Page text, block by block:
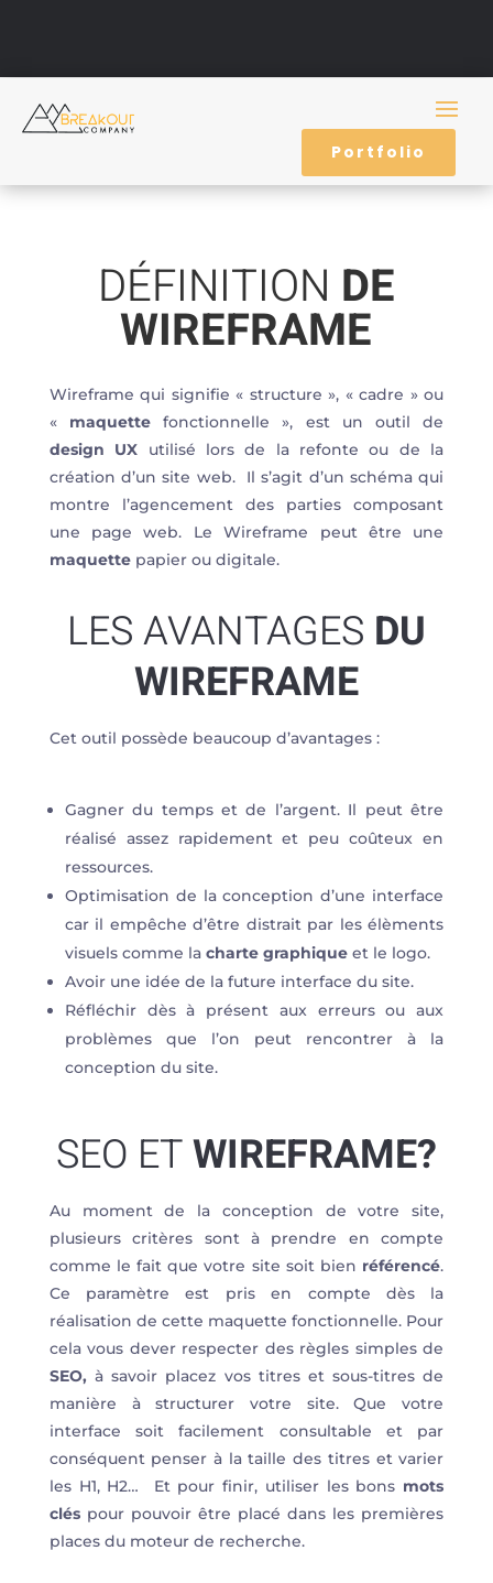
Portfolio
DÉFINITION DE
WIREFRAME
Wireframe qui signifie « structure », « cadre » ou
« maquette fonctionnelle », est un outil de
design UX utilisé lors de la refonte ou de la
création d’un site web. Il s’agit d’un schéma qui
montre l’agencement des parties composant
une page web. Le Wireframe peut être une
maquettepapier ou digitale.
LES AVANTAGES DU
WIREFRAME
Cet outil possède beaucoup d’avantages :
Gagner du temps et de l’argent. Il peut être
réalisé assez rapidement et peu coûteux en
ressources.
Optimisation de la conception d’une interface
car il empêche d’être distrait par les élèments
visuels comme la charte graphiqueet le logo.
Avoir une idée de la future interface du site.
Réfléchir dès à présent aux erreurs ou aux
problèmes que l’on peut rencontrer à la
conception du site.
SEO ETWIREFRAME?
Au moment de la conception de votre site,
plusieurs critères sont à prendre en compte
comme le fait que votre site soit bien référencé.
Ce paramètre est pris en compte dès la
réalisation de cette maquette fonctionnelle. Pour
cela vous dever respecter des règles simples de
SEO, à savoir placez vos titres et sous-titres de
manière à structurer votre site. Que votre
interface soit facilement consultable et par
conséquent penser à la taille des titres et varier
les H1, H2… Et pour finir, utiliser les bons mots
cléspour pouvoir être placé dans les premières
places du moteur de recherche.